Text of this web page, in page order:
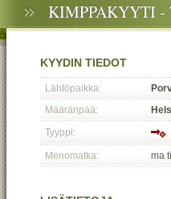
KIMPPAKYYTI -
KYYDIN TIEDOT
Lähtöpaikka:
Määränpää:
Tyyppi:
Menomatka:
ma